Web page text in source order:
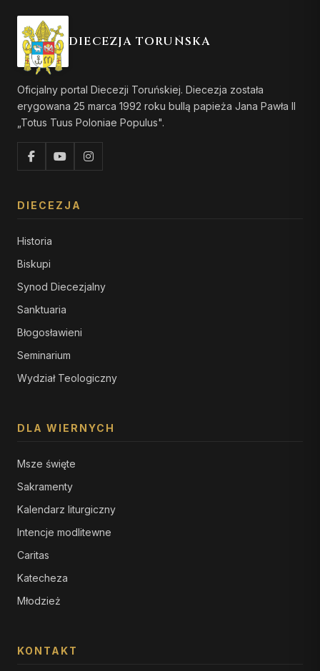
DIECEZJA TORUŃSKA
Oficjalny portal Diecezji Toruńskiej. Diecezja została
erygowana 25 marca 1992 roku bullą papieża Jana Pawła II
„Totus Tuus Poloniae Populus".
DIECEZJA
Historia
Biskupi
Synod Diecezjalny
Sanktuaria
Błogosławieni
Seminarium
Wydział Teologiczny
DLA WIERNYCH
Msze święte
Sakramenty
Kalendarz liturgiczny
Intencje modlitewne
Caritas
Katecheza
Młodzież
KONTAKT